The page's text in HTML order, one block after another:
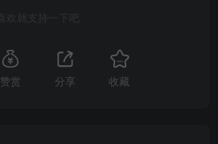
喜欢就支持一下吧
赞赏 分享 收藏